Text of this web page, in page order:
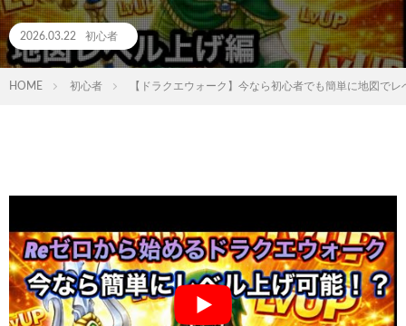
2026.03.22 初心者
HOME 初心者 【ドラクエウォーク】今なら初心者でも簡単に地図で